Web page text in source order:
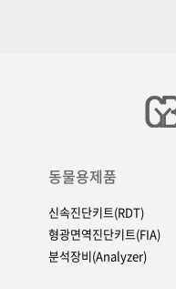
동물용제품
신속진단키트(RDT)
형광면역진단키트(FIA)
분석장비(Analyzer)